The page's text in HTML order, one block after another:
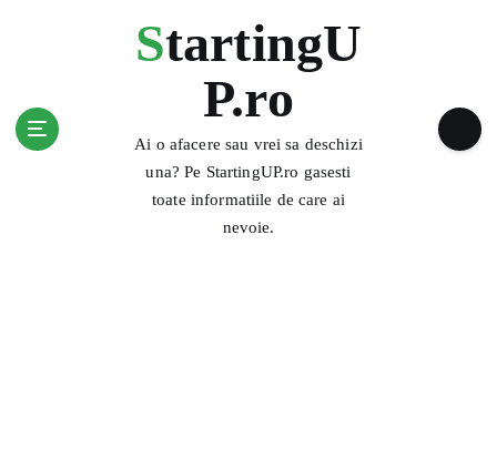
StartingU
P.ro
Ai o afacere sau vrei sa deschizi
una? Pe StartingUP.ro gasesti
toate informatiile de care ai
nevoie.